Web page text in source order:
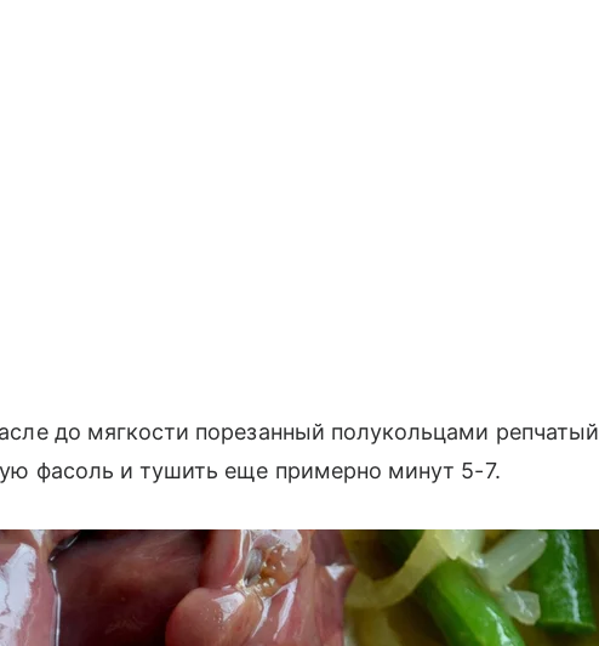
до мягкости порезанный полукольцами репчатый
фасоль и тушить еще примерно минут 5-7.